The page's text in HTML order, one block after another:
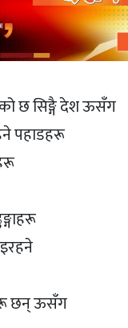
छ सिङ्गै देश ऊसँग
पहाडहरू
छन् ऊसँग